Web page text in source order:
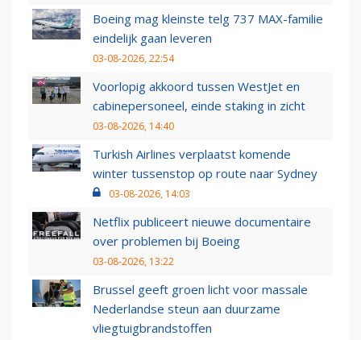
Boeing mag kleinste telg 737 MAX-familie
eindelijk gaan leveren
03-08-2026, 22:54
Voorlopig akkoord tussen WestJet en
cabinepersoneel, einde staking in zicht
03-08-2026, 14:40
Turkish Airlines verplaatst komende
winter tussenstop op route naar Sydney
03-08-2026, 14:03
Netflix publiceert nieuwe documentaire
over problemen bij Boeing
03-08-2026, 13:22
Brussel geeft groen licht voor massale
Nederlandse steun aan duurzame
vliegtuigbrandstoffen